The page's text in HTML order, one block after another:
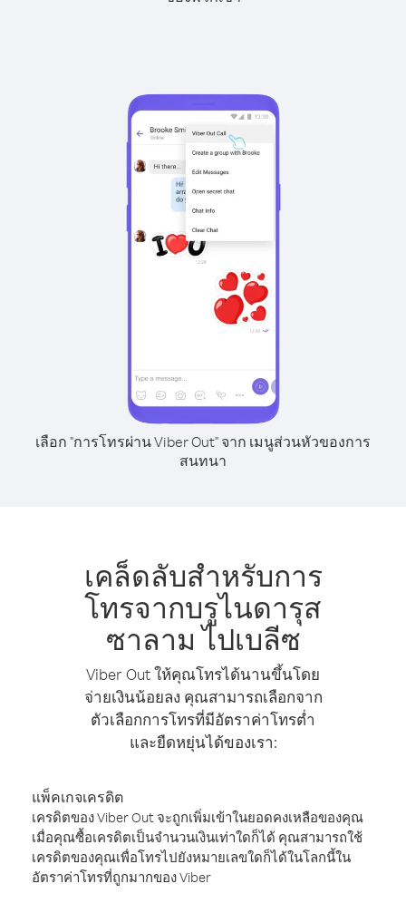
เลือก "การโทรผ่าน Viber Out" จาก เมนูส่วนหัวของการ
สนทนา
เคล็ดลับสำหรับการ
โทรจากบรูไนดารุส
ซาลาม ไปเบลีซ
Viber Out ให้คุณโทรได้นานขึ้นโดย
จ่ายเงินน้อยลง คุณสามารถเลือกจาก
ตัวเลือกการโทรที่มีอัตราค่าโทรต่ำ
และยืดหยุ่นได้ของเรา:
แพ็คเกจเครดิต
เครดิตของ Viber Out จะถูกเพิ่มเข้าในยอดคงเหลือของคุณ
เมื่อคุณซื้อเครดิตเป็นจำนวนเงินเท่าใดก็ได้ คุณสามารถใช้
เครดิตของคุณเพื่อโทรไปยังหมายเลขใดก็ได้ในโลกนี้ใน
อัตราค่าโทรที่ถูกมากของ Viber